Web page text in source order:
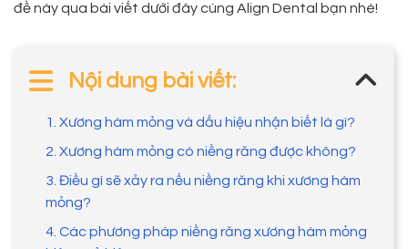
đề này qua bài viết dưới đây cùng Align Dental bạn nhé!
Nội dung bài viết:
1. Xương hàm mỏng và dấu hiệu nhận biết là gì?
2. Xương hàm mỏng có niềng răng được không?
3. Điều gì sẽ xảy ra nếu niềng răng khi xương hàm
mỏng?
4. Các phương pháp niềng răng xương hàm mỏng